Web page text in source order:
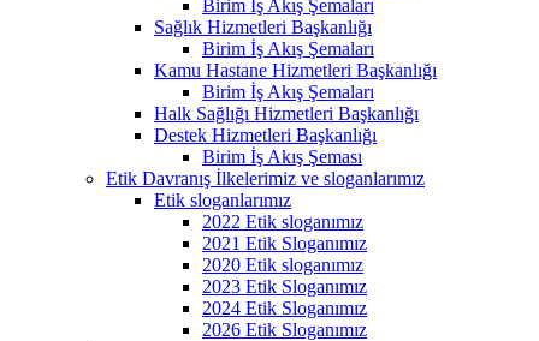
Birim İş Akış Şemaları
Sağlık Hizmetleri Başkanlığı
Birim İş Akış Şemaları
Kamu Hastane Hizmetleri Başkanlığı
Birim İş Akış Şemaları
Halk Sağlığı Hizmetleri Başkanlığı
Destek Hizmetleri Başkanlığı
Birim İş Akış Şeması
Etik Davranış İlkelerimiz ve sloganlarımız
Etik sloganlarımız
2022 Etik sloganımız
2021 Etik Sloganımız
2020 Etik sloganımız
2023 Etik Sloganımız
2024 Etik Sloganımız
2026 Etik Sloganımız